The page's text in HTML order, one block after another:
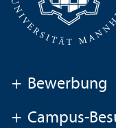
+ Bewerbung
+ Campus-